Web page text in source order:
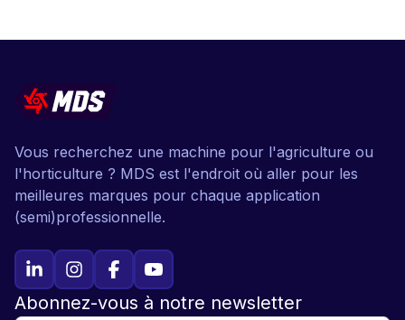
Vous recherchez une machine pour l'agriculture ou
l'horticulture ? MDS est l'endroit où aller pour les
meilleures marques pour chaque application
(semi)professionnelle.
Abonnez-vous à notre newsletter